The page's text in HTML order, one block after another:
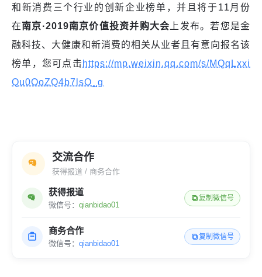
和新消费三个行业的创新企业榜单，并且将于11月份
在南京·2019南京价值投资并购大会 上发布。若您是金
融科技、大健康和新消费的相关从业者且有意向报名该
榜单，您可点击 https://mp.weixin.qq.com/s/MQqLxxi
Qu0OoZQ4b7lsO_g
交流合作
获得报道 / 商务合作
获得报道
微信号： qianbidao01
复制微信号
商务合作
微信号： qianbidao01
复制微信号